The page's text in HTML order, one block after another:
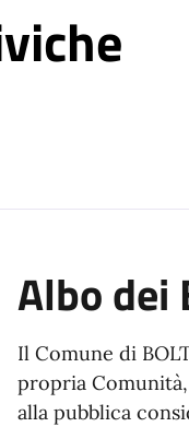
Albo dei
Il Comune di
propria
alla pubblica